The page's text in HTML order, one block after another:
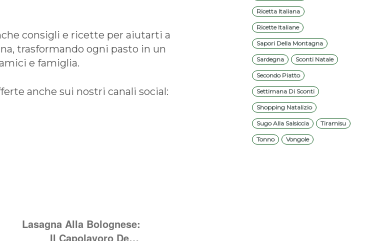
consigli e ricette per aiutarti a
trasformando ogni pasto in un
e famiglia.
anche sui nostri canali social:
Lasagna Alla Bolognese:
Il Capolavoro Della
Ricetta Italiana
Ricette Italiane
Sapori Della Montagna
Sardegna Sconti Natale
Secondo Piatto
Settimana Di Sconti
Shopping Natalizio
Sugo Alla Salsiccia Tiramisu
Tonno Vongole